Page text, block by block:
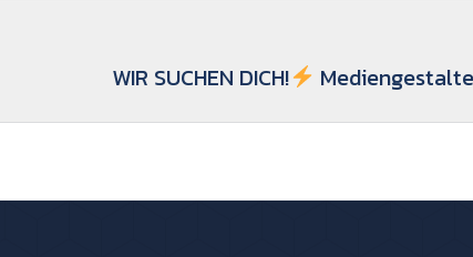
WIR SUCHEN DICH!